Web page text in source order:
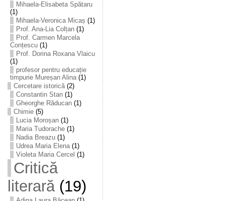
Mihaela-Elisabeta Spătaru
(1)
Mihaela-Veronica Micaș (1)
Prof. Ana-Lia Colțan(1)
Prof. Carmen Marcela
Conțescu(1)
Prof. Dorina Roxana Vlaicu
(1)
profesor pentru educație
timpurie Mureșan Alina(1)
Cercetare istorică(2)
Constantin Stan(1)
Gheorghe Răducan(1)
Chimie(5)
Lucia Moroșan(1)
Maria Tudorache(1)
Nadia Breazu(1)
Udrea Maria Elena(1)
Violeta Maria Cercel (1)
Critică
literară(19)